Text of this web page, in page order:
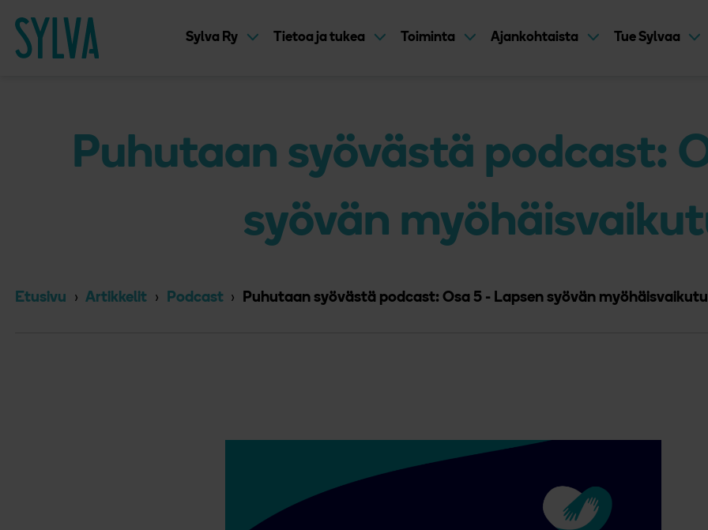
Sylva Ry Tietoa ja tukea Toiminta Ajankohtaista Tue Sylvaa
Puhutaan syövästä podcast:
syövän
Etusivu Artikkelit Podcast Puhutaan syövästä podcast: Osa 5 - Lapsen syövän